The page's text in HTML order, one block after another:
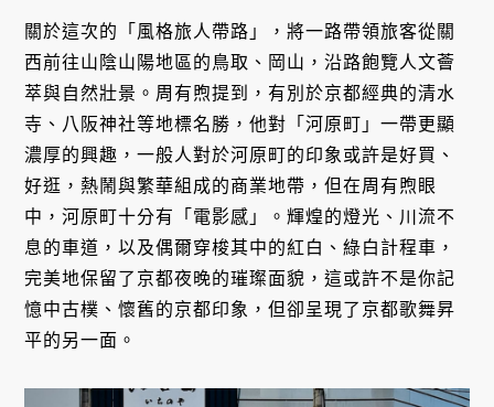
關於這次的「風格旅人帶路」，將一路帶領旅客從關
西前往山陰山陽地區的鳥取、岡山，沿路飽覽人文薈
萃與自然壯景。周有煦提到，有別於京都經典的清水
寺、八阪神社等地標名勝，他對「河原町」一帶更顯
濃厚的興趣，一般人對於河原町的印象或許是好買、
好逛，熱鬧與繁華組成的商業地帶，但在周有煦眼
中，河原町十分有「電影感」。輝煌的燈光、川流不
息的車道，以及偶爾穿梭其中的紅白、綠白計程車，
完美地保留了京都夜晚的璀璨面貌，這或許不是你記
憶中古樸、懷舊的京都印象，但卻呈現了京都歌舞昇
平的另一面。